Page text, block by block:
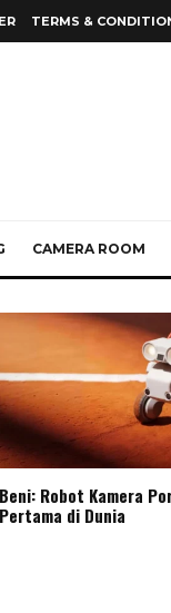
TERMS &
CAMERA ROOM
Beni: Robot Kamera
Pertama di Dunia